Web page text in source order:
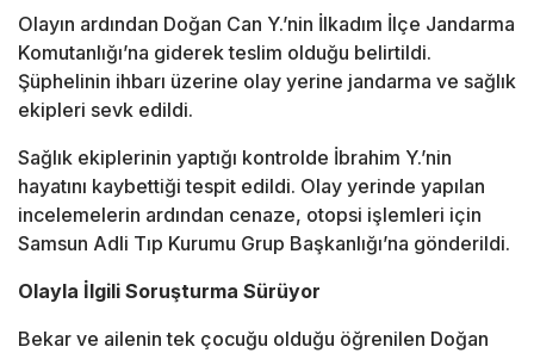
Olayın ardından Doğan Can Y.’nin İlkadım İlçe Jandarma
Komutanlığı’na giderek teslim olduğu belirtildi.
Şüphelinin ihbarı üzerine olay yerine jandarma ve sağlık
ekipleri sevk edildi.
Sağlık ekiplerinin yaptığı kontrolde İbrahim Y.’nin
hayatını kaybettiği tespit edildi. Olay yerinde yapılan
incelemelerin ardından cenaze, otopsi işlemleri için
Samsun Adli Tıp Kurumu Grup Başkanlığı’na gönderildi.
Olayla İlgili Soruşturma Sürüyor
Bekar ve ailenin tek çocuğu olduğu öğrenilen Doğan